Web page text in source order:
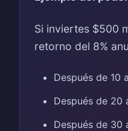
Si inviertes $500
retorno del 8%
Después de 10
Después de 20
Después de 30